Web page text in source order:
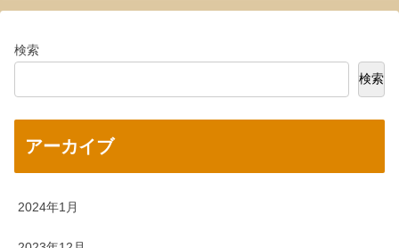
検索
検索
アーカイブ
2024年1月